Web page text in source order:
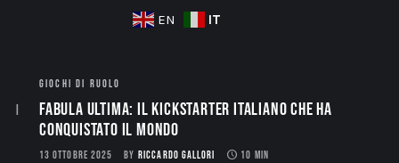
EN IT
GIOCHI DI RUOLO
Fabula Ultima: il Kickstarter italiano che ha
conquistato il mondo
13 OTTOBRE 2025 BY RICCARDO GALLORI 10 MIN